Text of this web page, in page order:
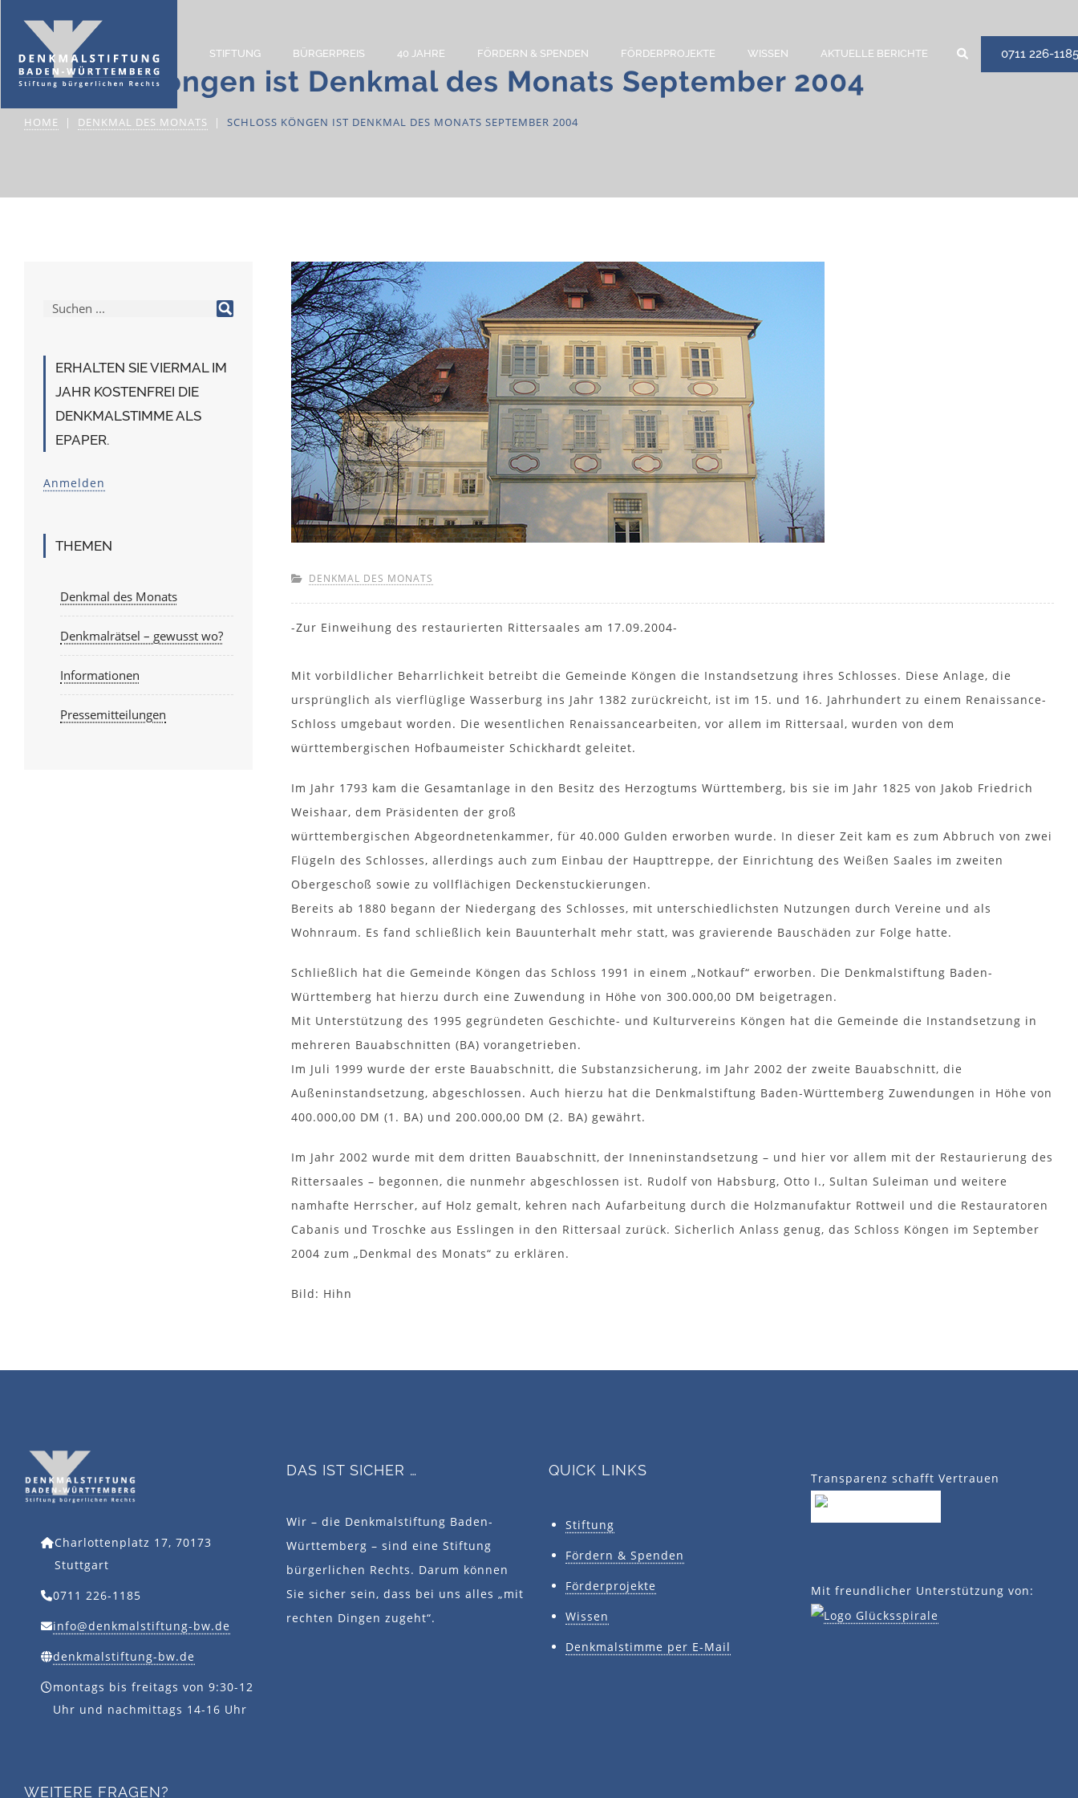
STIFTUNG BÜRGERPREIS 40 JAHRE FÖRDERN & SPENDEN FÖRDERPROJEKTE WISSEN AKTUELLE BERICHTE 0711 226-1185
Schloss Köngen ist Denkmal des Monats September 2004
HOME DENKMAL DES MONATS SCHLOSS KÖNGEN IST DENKMAL DES MONATS SEPTEMBER 2004
ERHALTEN SIE VIERMAL IM
JAHR KOSTENFREI DIE
DENKMALSTIMME ALS
EPAPER.
Anmelden
THEMEN
Denkmal des Monats
Denkmalrätsel – gewusst wo?
Informationen
Pressemitteilungen
DENKMAL DES MONATS
-Zur Einweihung des restaurierten Rittersaales am 17.09.2004-
Mit vorbildlicher Beharrlichkeit betreibt die Gemeinde Köngen die Instandsetzung ihres Schlosses. Diese Anlage, die
ursprünglich als vierflüglige Wasserburg ins Jahr 1382 zurückreicht, ist im 15. und 16. Jahrhundert zu einem Renaissance-
Schloss umgebaut worden. Die wesentlichen Renaissancearbeiten, vor allem im Rittersaal, wurden von dem
württembergischen Hofbaumeister Schickhardt geleitet.
Im Jahr 1793 kam die Gesamtanlage in den Besitz des Herzogtums Württemberg, bis sie im Jahr 1825 von Jakob Friedrich
Weishaar, dem Präsidenten der groß
württembergischen Abgeordnetenkammer, für 40.000 Gulden erworben wurde. In dieser Zeit kam es zum Abbruch von zwei
Flügeln des Schlosses, allerdings auch zum Einbau der Haupttreppe, der Einrichtung des Weißen Saales im zweiten
Obergeschoß sowie zu vollflächigen Deckenstuckierungen.
Bereits ab 1880 begann der Niedergang des Schlosses, mit unterschiedlichsten Nutzungen durch Vereine und als
Wohnraum. Es fand schließlich kein Bauunterhalt mehr statt, was gravierende Bauschäden zur Folge hatte.
Schließlich hat die Gemeinde Köngen das Schloss 1991 in einem „Notkauf“ erworben. Die Denkmalstiftung Baden-
Württemberg hat hierzu durch eine Zuwendung in Höhe von 300.000,00 DM beigetragen.
Mit Unterstützung des 1995 gegründeten Geschichte- und Kulturvereins Köngen hat die Gemeinde die Instandsetzung in
mehreren Bauabschnitten (BA) vorangetrieben.
Im Juli 1999 wurde der erste Bauabschnitt, die Substanzsicherung, im Jahr 2002 der zweite Bauabschnitt, die
Außeninstandsetzung, abgeschlossen. Auch hierzu hat die Denkmalstiftung Baden-Württemberg Zuwendungen in Höhe von
400.000,00 DM (1. BA) und 200.000,00 DM (2. BA) gewährt.
Im Jahr 2002 wurde mit dem dritten Bauabschnitt, der Inneninstandsetzung – und hier vor allem mit der Restaurierung des
Rittersaales – begonnen, die nunmehr abgeschlossen ist. Rudolf von Habsburg, Otto I., Sultan Suleiman und weitere
namhafte Herrscher, auf Holz gemalt, kehren nach Aufarbeitung durch die Holzmanufaktur Rottweil und die Restauratoren
Cabanis und Troschke aus Esslingen in den Rittersaal zurück. Sicherlich Anlass genug, das Schloss Köngen im September
2004 zum „Denkmal des Monats“ zu erklären.
Bild: Hihn
Charlottenplatz 17, 70173
Stuttgart
0711 226-1185
info@denkmalstiftung-bw.de
denkmalstiftung-bw.de
montags bis freitags von 9:30-12
Uhr und nachmittags 14-16 Uhr
WEITERE FRAGEN?
DAS IST SICHER …
Wir – die Denkmalstiftung Baden-
Württemberg – sind eine Stiftung
bürgerlichen Rechts. Darum können
Sie sicher sein, dass bei uns alles „mit
rechten Dingen zugeht“.
QUICK LINKS
Stiftung
Fördern & Spenden
Förderprojekte
Wissen
Denkmalstimme per E-Mail
Transparenz schafft Vertrauen
Mit freundlicher Unterstützung von: